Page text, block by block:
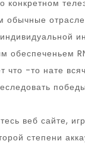
конкретном
обеспеченьем
что -то нате
веб сайте,
степени